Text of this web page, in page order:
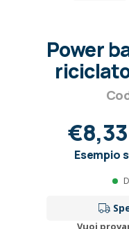
Power
€8,33
Esempio
Vuoi